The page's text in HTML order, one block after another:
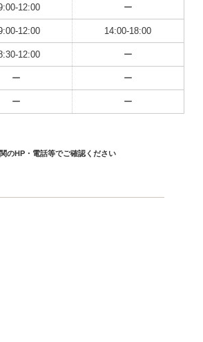
12:00 ー
12:00 14:00-18:00
12:00 ー
ー ー
ー ー
のHP・電話等でご確認ください